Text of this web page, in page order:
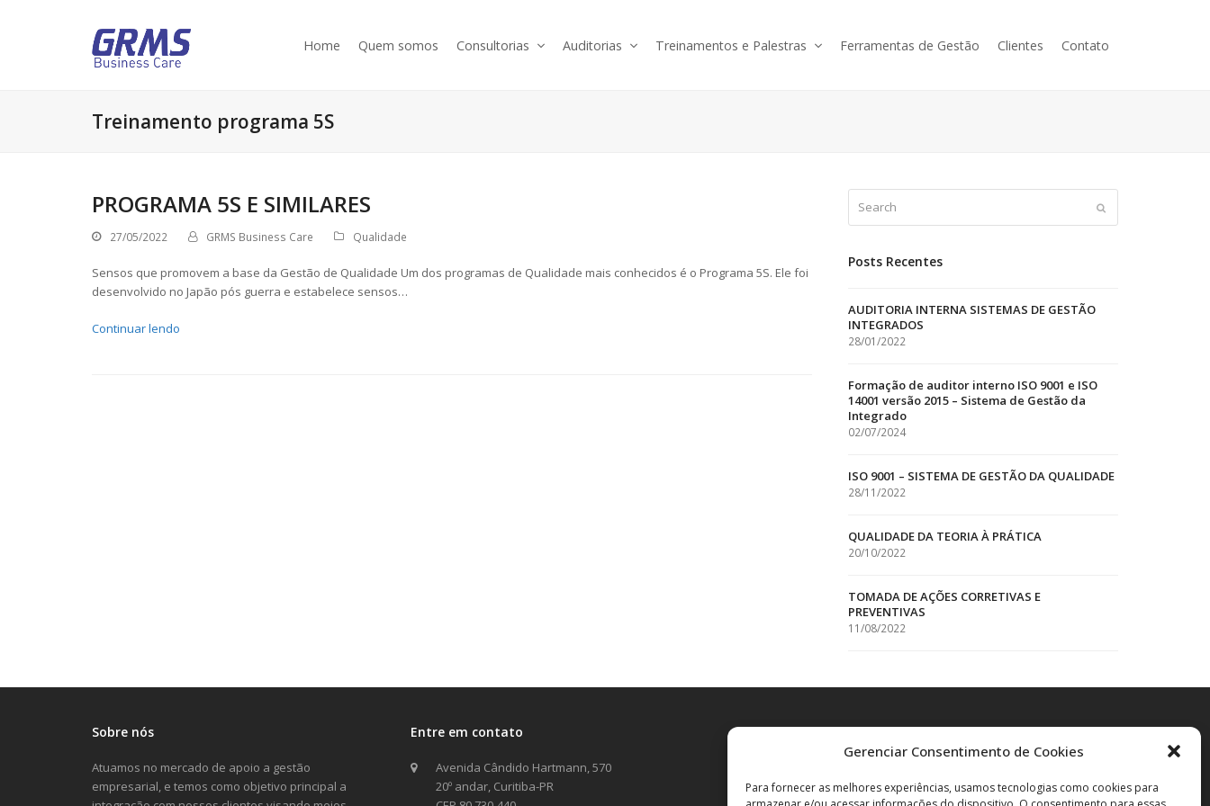
Gerenciar Consentimento de Cookies
Para fornecer as melhores experiências, usamos tecnologias como cookies para
Home Quem somos Consultorias Auditorias Treinamentos e Palestras Ferramentas de Gestão Clientes Contato
Treinamento programa 5S
PROGRAMA 5S E SIMILARES
27/05/2022 GRMS Business Care Qualidade
Sensos que promovem a base da Gestão de Qualidade Um dos programas de Qualidade mais conhecidos é o Programa 5S. Ele foi
desenvolvido no Japão pós guerra e estabelece sensos…
Continuar lendo
Posts Recentes
AUDITORIA INTERNA SISTEMAS DE GESTÃO
INTEGRADOS
28/01/2022
Formação de auditor interno ISO 9001 e ISO
14001 versão 2015 – Sistema de Gestão da
Integrado
02/07/2024
ISO 9001 – SISTEMA DE GESTÃO DA QUALIDADE
28/11/2022
QUALIDADE DA TEORIA À PRÁTICA
20/10/2022
TOMADA DE AÇÕES CORRETIVAS E
PREVENTIVAS
11/08/2022
Sobre nós
Atuamos no mercado de apoio a gestão
empresarial, e temos como objetivo principal a
Entre em contato
Avenida Cândido Hartmann, 570
20º andar, Curitiba-PR